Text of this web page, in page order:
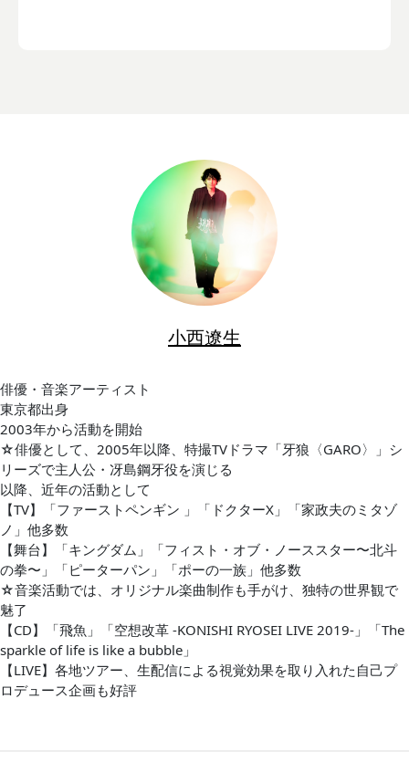
小西遼生
俳優・音楽アーティスト
東京都出身
2003年から活動を開始
☆俳優として、2005年以降、特撮TVドラマ「牙狼〈GARO〉」シ
リーズで主人公・冴島鋼牙役を演じる
以降、近年の活動として
【TV】「ファーストペンギン 」「ドクターX」「家政夫のミタゾ
ノ」他多数
【舞台】「キングダム」「フィスト・オブ・ノーススター〜北斗
の拳〜」「ピーターパン」「ポーの一族」他多数
☆音楽活動では、オリジナル楽曲制作も手がけ、独特の世界観で
魅了
【CD】「飛魚」「空想改革 -KONISHI RYOSEI LIVE 2019-」「The
sparkle of life is like a bubble」
【LIVE】各地ツアー、生配信による視覚効果を取り入れた自己プ
ロデュース企画も好評